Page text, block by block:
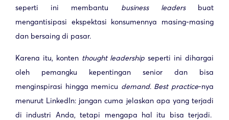
seperti ini membantu business leadersbuat
mengantisipasi ekspektasi konsumennya masing-masing
dan bersaing di pasar.
Karena itu, konten thought leadership seperti ini dihargai
oleh pemangku kepentingan senior dan bisa
menginspirasi hingga memicu demand. Best practice-nya
menurut LinkedIn: jangan cuma jelaskan apa yang terjadi
di industri Anda, tetapi mengapa hal itu bisa terjadi.